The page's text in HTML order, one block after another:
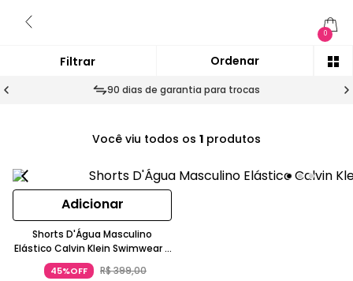
0
90 dias de garantia para trocas
Você viu todos os 1 produtos
Adicionar
Shorts D'Água Masculino
Elástico Calvin Klein Swimwear -
Branco 2
45%OFF R$399,00